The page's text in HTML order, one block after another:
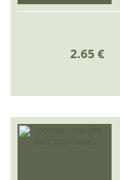
2.65 €